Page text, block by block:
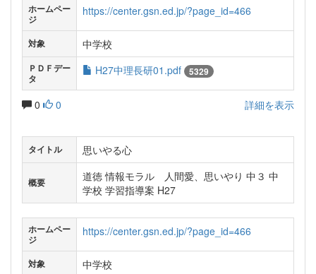
ホームペー
ジ
https://center.gsn.ed.jp/?page_id=466
対象 中学校
ＰＤＦデー
タ
H27中理長研01.pdf 5329
0 0 詳細を表示
タイトル 思いやる心
概要
道徳 情報モラル 人間愛、思いやり 中３ 中
学校 学習指導案 H27
ホームペー
ジ
https://center.gsn.ed.jp/?page_id=466
対象 中学校